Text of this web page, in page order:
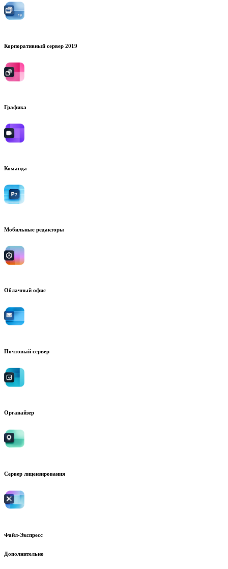
Корпоративный сервер 2019
Графика
Команда
Мобильные редакторы
Облачный офис
Почтовый сервер
Органайзер
Сервер лицензирования
Файл-Экспресс
Дополнительно